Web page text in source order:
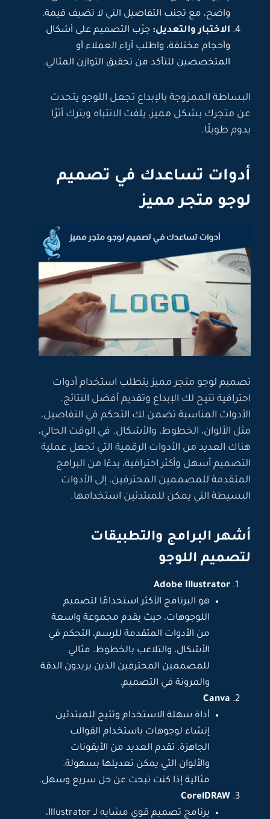
واضح، مع تجنب التفاصيل التي لا تضيف قيمة.
الاختبار والتعديل: جرّب التصميم على أشكال
وأحجام مختلفة، واطلب آراء العملاء أو
المتخصصين للتأكد من تحقيق التوازن المثالي.
البساطة الممزوجة بالإبداع تجعل اللوجو يتحدث
عن متجرك بشكل مميز، يلفت الانتباه ويترك أثرًا
يدوم طويلًا.
أدوات تساعدك في تصميم
لوجو متجر مميز
تصميم لوجو متجر مميز يتطلب استخدام أدوات
احترافية تتيح لك الإبداع وتقديم أفضل النتائج.
الأدوات المناسبة تضمن لك التحكم في التفاصيل،
مثل الألوان، الخطوط، والأشكال. في الوقت الحالي،
هناك العديد من الأدوات الرقمية التي تجعل عملية
التصميم أسهل وأكثر احترافية، بدءًا من البرامج
المتقدمة للمصممين المحترفين، إلى الأدوات
البسيطة التي يمكن للمبتدئين استخدامها.
أشهر البرامج والتطبيقات
لتصميم اللوجو
Adobe Illustrator
هو البرنامج الأكثر استخدامًا لتصميم
اللوجوهات، حيث يقدم مجموعة واسعة
من الأدوات المتقدمة للرسم، التحكم في
الأشكال، والتلاعب بالخطوط. مثالي
للمصممين المحترفين الذين يريدون الدقة
والمرونة في التصميم.
Canva
أداة سهلة الاستخدام وتتيح للمبتدئين
إنشاء لوجوهات باستخدام القوالب
الجاهزة. تقدم العديد من الأيقونات
والألوان التي يمكن تعديلها بسهولة.
مثالية إذا كنت تبحث عن حل سريع وسهل.
CorelDRAW
برنامج تصميم قوي مشابه لـ Illustrator،